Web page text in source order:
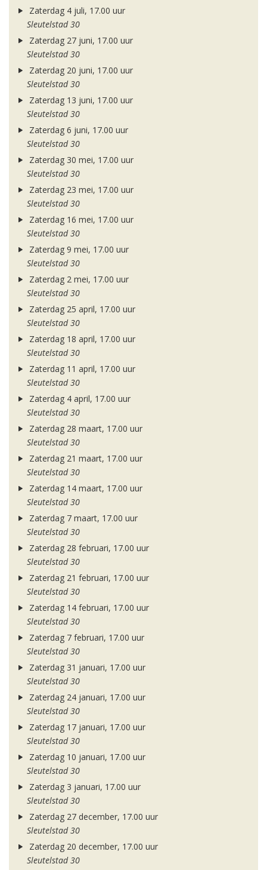
Zaterdag 4 juli, 17.00 uur
Sleutelstad 30
Zaterdag 27 juni, 17.00 uur
Sleutelstad 30
Zaterdag 20 juni, 17.00 uur
Sleutelstad 30
Zaterdag 13 juni, 17.00 uur
Sleutelstad 30
Zaterdag 6 juni, 17.00 uur
Sleutelstad 30
Zaterdag 30 mei, 17.00 uur
Sleutelstad 30
Zaterdag 23 mei, 17.00 uur
Sleutelstad 30
Zaterdag 16 mei, 17.00 uur
Sleutelstad 30
Zaterdag 9 mei, 17.00 uur
Sleutelstad 30
Zaterdag 2 mei, 17.00 uur
Sleutelstad 30
Zaterdag 25 april, 17.00 uur
Sleutelstad 30
Zaterdag 18 april, 17.00 uur
Sleutelstad 30
Zaterdag 11 april, 17.00 uur
Sleutelstad 30
Zaterdag 4 april, 17.00 uur
Sleutelstad 30
Zaterdag 28 maart, 17.00 uur
Sleutelstad 30
Zaterdag 21 maart, 17.00 uur
Sleutelstad 30
Zaterdag 14 maart, 17.00 uur
Sleutelstad 30
Zaterdag 7 maart, 17.00 uur
Sleutelstad 30
Zaterdag 28 februari, 17.00 uur
Sleutelstad 30
Zaterdag 21 februari, 17.00 uur
Sleutelstad 30
Zaterdag 14 februari, 17.00 uur
Sleutelstad 30
Zaterdag 7 februari, 17.00 uur
Sleutelstad 30
Zaterdag 31 januari, 17.00 uur
Sleutelstad 30
Zaterdag 24 januari, 17.00 uur
Sleutelstad 30
Zaterdag 17 januari, 17.00 uur
Sleutelstad 30
Zaterdag 10 januari, 17.00 uur
Sleutelstad 30
Zaterdag 3 januari, 17.00 uur
Sleutelstad 30
Zaterdag 27 december, 17.00 uur
Sleutelstad 30
Zaterdag 20 december, 17.00 uur
Sleutelstad 30